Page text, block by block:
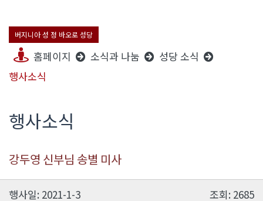
버지니아 성 정 바오로 성당
홈페이지 소식과 나눔
성당 소식
행사소식
행사소식
강두영 신부님 송별 미사
행사일: 2021-1-3 조회: 2685